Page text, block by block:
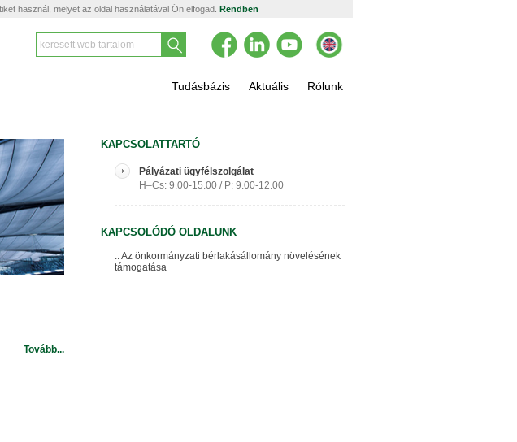
használ, melyet az oldal használatával Ön elfogad. Rendben
Tudásbázis Aktuális Rólunk
Tovább...
KAPCSOLATTARTÓ
Pályázati ügyfélszolgálat
H–Cs: 9.00-15.00 / P: 9.00-12.00
KAPCSOLÓDÓ OLDALUNK
Az önkormányzati bérlakásállomány növelésének
támogatása